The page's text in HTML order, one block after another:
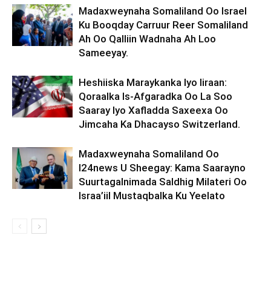
Madaxweynaha Somaliland Oo Israel
Ku Booqday Carruur Reer Somaliland
Ah Oo Qalliin Wadnaha Ah Loo
Sameeyay.
Heshiiska Maraykanka Iyo Iiraan:
Qoraalka Is-Afgaradka Oo La Soo
Saaray Iyo Xafladda Saxeexa Oo
Jimcaha Ka Dhacayso Switzerland.
Madaxweynaha Somaliland Oo
I24news U Sheegay: Kama Saarayno
Suurtagalnimada Saldhig Milateri Oo
Israa’iil Mustaqbalka Ku Yeelato